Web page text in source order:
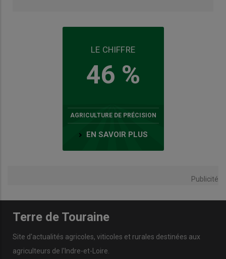
LE CHIFFRE
46 %
AGRICULTURE DE PRÉCISION
EN SAVOIR PLUS
Publicité
Terre de Touraine
Site d'actualités agricoles, viticoles et rurales destinées aux
agriculteurs de l'Indre-et-Loire.